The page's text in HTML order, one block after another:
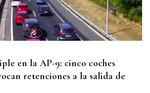
en la AP-9: cinco coches
retenciones a la salida de